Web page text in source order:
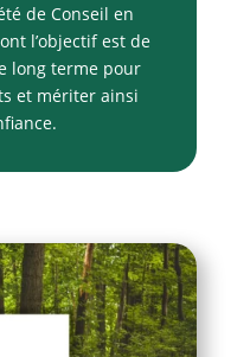
de Conseil en
l’objectif est de
long terme pour
et mériter ainsi